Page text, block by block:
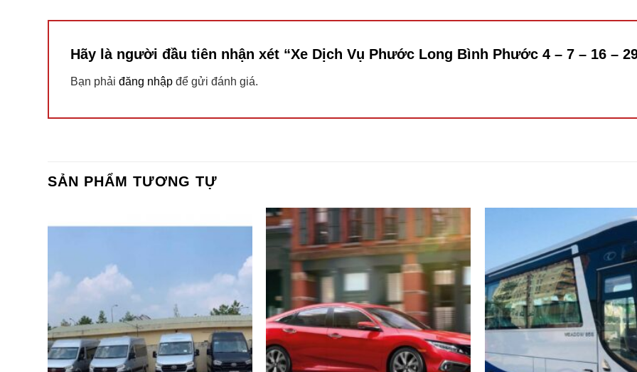
Hãy là người đầu tiên nhận xét “Xe Dịch Vụ Phước Long Bình Phước 4 – 7 – 16 –
Bạn phải đăng nhập để gửi đánh giá.
SẢN PHẨM TƯƠNG TỰ